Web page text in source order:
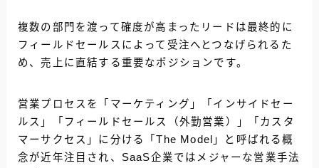
複数の部門を渡って確度が高まったリードは最終的に
フィールドセールスによって受注へとつなげられるた
め、 売上に直結する重要なポジションです。
営業プロセスを「マーケティング」「インサイドセー
ルス」「フィールドセールス（外勤営業）」「カスタ
マーサクセス」に分ける「The Model」と呼ばれる概
念が近年注目され、SaaS企業ではメジャーな営業手法